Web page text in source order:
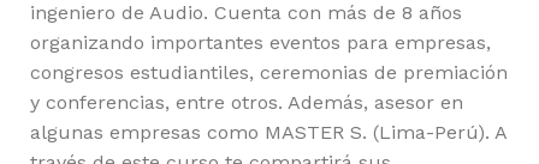
ingeniero de Audio. Cuenta con más de 8 años
organizando importantes eventos para empresas,
congresos estudiantiles, ceremonias de premiación
y conferencias, entre otros. Además, asesor en
algunas empresas como MASTER S. (Lima-Perú). A